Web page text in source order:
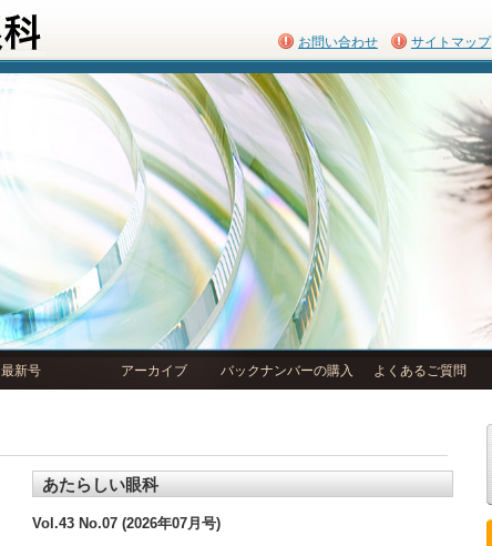
お問い合わせ サイトマップ
最新号 アーカイブ バックナンバーの購入 よくあるご質問
あたらしい眼科
Vol.43 No.07 (2026年07月号)